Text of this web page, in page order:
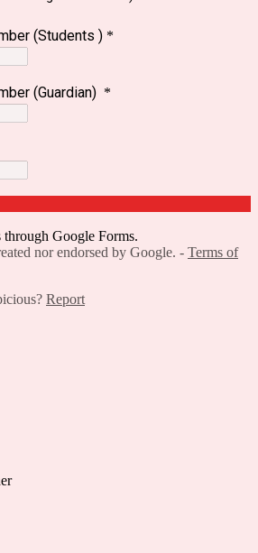
(Students ) *
(Guardian) *
Google Forms.
nor endorsed by Google. - Terms of
Report